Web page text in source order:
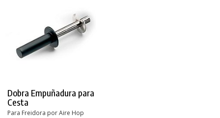
Dobra Empuñadura para
Cesta
Para Freidora por Aire Hop